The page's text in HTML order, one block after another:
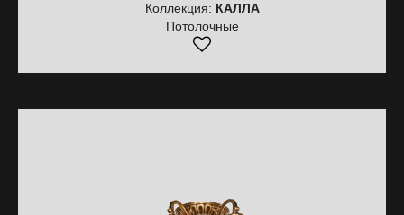
Коллекция: КАЛЛА
Потолочные